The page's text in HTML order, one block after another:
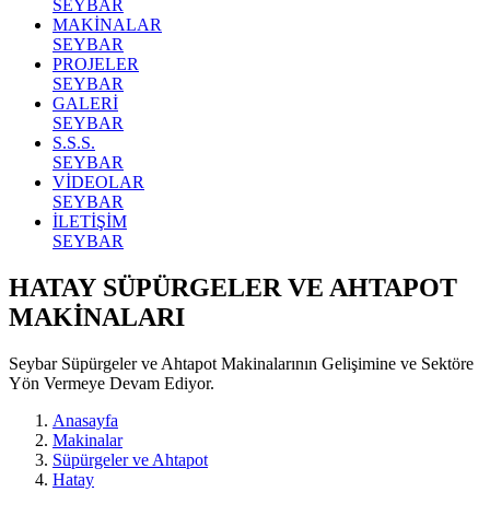
SEYBAR
MAKİNALAR
SEYBAR
PROJELER
SEYBAR
GALERİ
SEYBAR
S.S.S.
SEYBAR
VİDEOLAR
SEYBAR
İLETİŞİM
SEYBAR
HATAY SÜPÜRGELER VE AHTAPOT
MAKİNALARI
Seybar Süpürgeler ve Ahtapot Makinalarının Gelişimine ve Sektöre
Yön Vermeye Devam Ediyor.
Anasayfa
Makinalar
Süpürgeler ve Ahtapot
Hatay